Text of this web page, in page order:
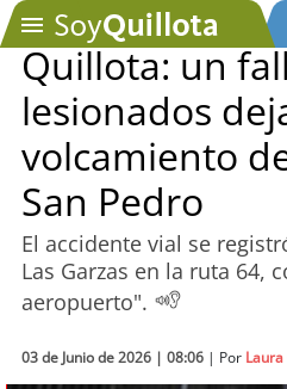
SOYTV
Podcast
Actualidad
Entretención
Economía
Quillota: un
lesionados
volcamiento
San Pedro
El accidente vial se
Las Garzas en la ruta 64,
aeropuerto".
03 de Junio de 2026 | 08:06 | Por